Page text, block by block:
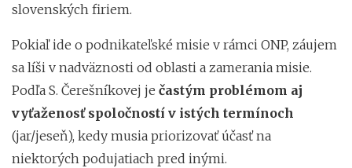
slovenských firiem.
Pokiaľ ide o podnikateľské misie v rámci ONP, záujem
sa líši v nadväznosti od oblasti a zamerania misie.
Podľa S. Čerešníkovej je častým problémom aj
vyťaženosť spoločností v istých termínoch
(jar/jeseň), kedy musia priorizovať účasť na
niektorých podujatiach pred inými.